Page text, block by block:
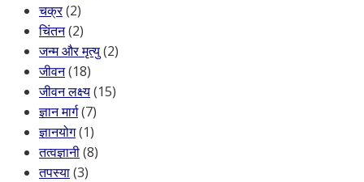
चक्र(2)
चिंतन(2)
जन्म और मृत्यु(2)
जीवन(18)
जीवन लक्ष्य(15)
ज्ञान मार्ग(7)
ज्ञानयोग(1)
तत्वज्ञानी(8)
तपस्या(3)